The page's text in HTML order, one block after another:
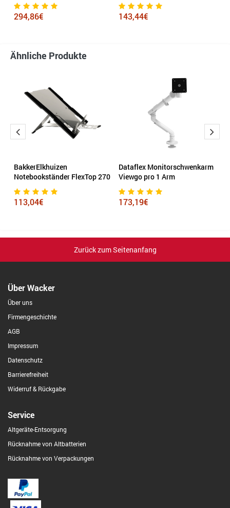
294,86€ 143,44€
Ähnliche Produkte
BakkerElkhuizen
Notebookständer FlexTop 270
113,04€
Dataflex Monitorschwenkarm
Viewgo pro 1 Arm
173,19€
Zurück zum Seitenanfang
Über Wacker
Über uns
Firmengeschichte
AGB
Impressum
Datenschutz
Barrierefreiheit
Widerruf & Rückgabe
Service
Altgeräte-Entsorgung
Rücknahme von Altbatterien
Rücknahme von Verpackungen